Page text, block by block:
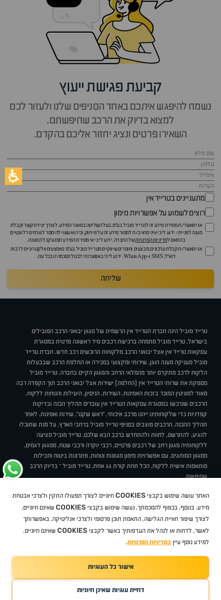
קביעת פגישת ייעוץ
נשמח להיפגש איתכם באחד הסניפים שלנו ולעזור לכם
למצוא בדיוק את הרכב שחיפשתם.
השאירו פרטים ונציג יחזור אליכם בהקדם.
מתעניינים בטרייד אין
רוצים לשמוע על אפשרויות מימון
אני מאשר/ת מסירת מידע זה לטרייד מוביל בע"מ, בעל השליטה במאגר המידע, לצורך יצירת קשר וקבלת
מענה לפנייתי. ידוע לי כי איני מחויב/ת למסור מידע זה על פי חוק, וכי הוא עשוי להימסר לגורמים רלוונטיים
בהתאם למדיניות הפרטיותשל החברה. ידוע לי כי אי מסירת המידע תמנע קבלת מענה.
אני מאשר/ת קבלת עדכונים, מבצעים וחומרים שיווקיים מטרייד מוביל בע"מ באמצעים אלקטרוניים לרבות
דוא״ל, SMS ו-WhatsApp. ידוע לי כי באפשרותי לבטל הסכמה זו בכל עת.
שליחה
טרייד מוביל הינה חברת הטרייד אין הרשמית של מגוון יבואני הרכב המובילים
בישראל. טרייד מוביל מתמחה ברכישת רכבים מיד ראשונה פרטית במסגרת
עסקאות טרייד אין אצל יבואני הרכב מלקוחות הרוכשים רכב חדש. חברת טרייד
מוביל מעניקה מענה הוגן, שירותי ומקצועי במכירה או החלפת הרכב שבבעלות
הלקוח לרכב מתקדם יותר מהמלאי הרחב והמגוון הקיים בחברה. טרייד מוביל
מספקת את שרותי הטרייד אין (החלפה) ישירות אצל יבואני הרכב תוך הקפדה רבה
מאוד למוניטין המוכר בזכות האמינות, השירות, הניסיון, היעילות והנוחות ללקוח.
הרכבים שנרכשו במסגרת עסקאות הטרייד אין עוברים תהליך הכנה ובדיקות
קפדניות כדי שלקוחותינו ייהנו מרכב איכותי, "ראש שקט", שירות ואמינות. לאחר
תהליך ההכנה, הרכבים מוצבים בסניפי טרייד מוביל ברחבי הארץ, על מנת שתוכלו
להגיע, להתרשם, לחוות ולהתחדש ברכב הבא שלכם. טרייד מוביל מציעה
ללקוחותיה מגוון רחב של רכבים פרטיים, רכבי יוקרה ורכבי שטח, ממגוון דגמים,
ממגוון המותגים, עם אפשרויות מימון מגוונות ונוחות, פתרונות ביטוח וחבילות
מותאמות אישית ללקוח, הכל תחת קורת גג אחת. טרייד מוביל – בדיוק הרכב
שחיפשת.
תקנוןBUY BACKמבצעיםמגזין טרייד מובילאיך זה עובד? דרושים
ניהול העדפות עוגיות
סיטרואן אופלפיג'וMG
Geelyמזדהבי ווי דיצ'רי טסלהניסאןטויוטהדאצ'יהפולקסווגןטסלה
ב מ וולקסוסאאודיסקודהיונדאירנושברולט
TradeMobile instagram
TradeMobile facebook
כל הזכויות שמורות טרייד מוביל2026
האתר עושה שימוש בקבצי COOKIES חיוניים לצורך תפעולו התקין ולצרכי אבטחת
מידע. בנוסף, בכפוף להסכמתך, נעשה שימוש בקבצי COOKIES שאינם חיוניים,
לצורך שיפור חוויית הגלישה, התאמת תוכן פרסומי ולצרכי אנליטיקה. באפשרותך
לאשר, לדחות או לנהל את העדפותיך באשר לקבצי COOKIES שאינם חיוניים.
למידע נוסף עיין במדיניות הפרטיות.
אישור כל העוגיות
דחיית עוגיות שאינן חיוניות